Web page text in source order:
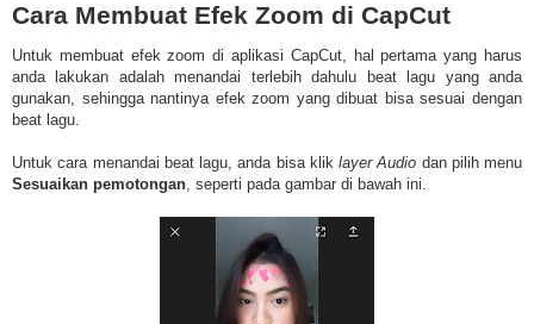
Cara Membuat Efek Zoom di CapCut
Untuk membuat efek zoom di aplikasi CapCut, hal pertama yang harus
anda lakukan adalah menandai terlebih dahulu beat lagu yang anda
gunakan, sehingga nantinya efek zoom yang dibuat bisa sesuai dengan
beat lagu.
Untuk cara menandai beat lagu, anda bisa klik layer Audio dan pilih menu
Sesuaikan pemotongan , seperti pada gambar di bawah ini.